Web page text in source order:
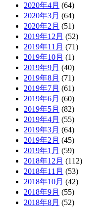
2020年4月 (64)
2020年3月 (64)
2020年2月 (51)
2019年12月 (52)
2019年11月 (71)
2019年10月 (1)
2019年9月 (40)
2019年8月 (71)
2019年7月 (61)
2019年6月 (60)
2019年5月 (82)
2019年4月 (55)
2019年3月 (64)
2019年2月 (45)
2019年1月 (59)
2018年12月 (112)
2018年11月 (53)
2018年10月 (42)
2018年9月 (55)
2018年8月 (52)